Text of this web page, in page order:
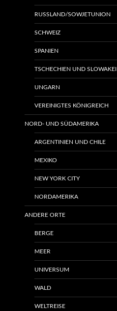
RUSSLAND/SOWJETUNION
SCHWEIZ
SPANIEN
TSCHECHIEN UND SLOWAKEI
UNGARN
VEREINIGTES KÖNIGREICH
NORD- UND SÜDAMERIKA
ARGENTINIEN UND CHILE
MEXIKO
NEW YORK CITY
NORDAMERIKA
ANDERE ORTE
BERGE
MEER
UNIVERSUM
WALD
WELTREISE